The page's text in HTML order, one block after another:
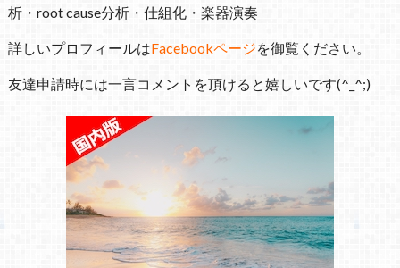
析・root cause分析・仕組化・楽器演奏
詳しいプロフィールはFacebookページを御覧ください。
友達申請時には一言コメントを頂けると嬉しいです(^_^;)